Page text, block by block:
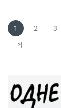
1 2 3
>|